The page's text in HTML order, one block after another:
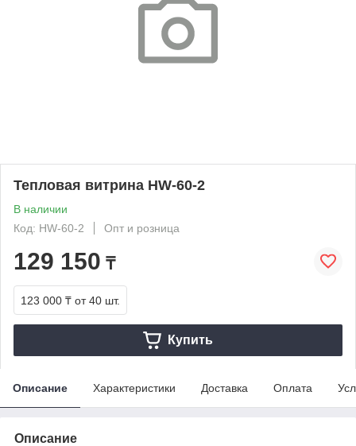
Тепловая витрина HW-60-2
В наличии
Код: HW-60-2
Опт и розница
129 150 ₸
123 000 ₸ от 40 шт.
Купить
Описание Характеристики Доставка Оплата
Описание